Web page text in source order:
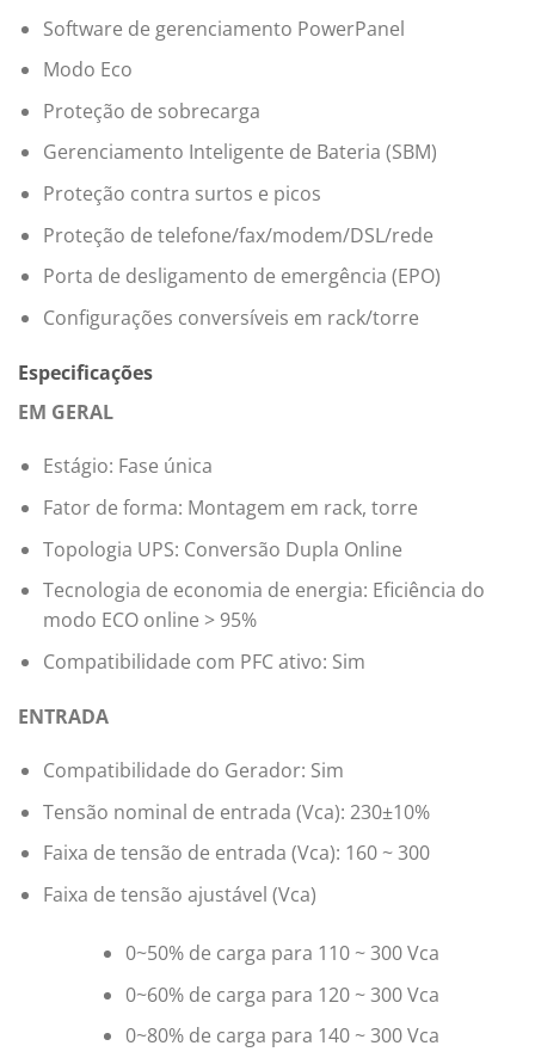
Software de gerenciamento PowerPanel
Modo Eco
Proteção de sobrecarga
Gerenciamento Inteligente de Bateria (SBM)
Proteção contra surtos e picos
Proteção de telefone/fax/modem/DSL/rede
Porta de desligamento de emergência (EPO)
Configurações conversíveis em rack/torre
Especificações
EM GERAL
Estágio: Fase única
Fator de forma: Montagem em rack, torre
Topologia UPS: Conversão Dupla Online
Tecnologia de economia de energia: Eficiência do
modo ECO online > 95%
Compatibilidade com PFC ativo: Sim
ENTRADA
Compatibilidade do Gerador: Sim
Tensão nominal de entrada (Vca): 230±10%
Faixa de tensão de entrada (Vca): 160 ~ 300
Faixa de tensão ajustável (Vca)
0~50% de carga para 110 ~ 300 Vca
0~60% de carga para 120 ~ 300 Vca
0~80% de carga para 140 ~ 300 Vca